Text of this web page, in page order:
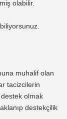
olabilir.
muhalif olan
tacizcilerin
olmak
destekçilik